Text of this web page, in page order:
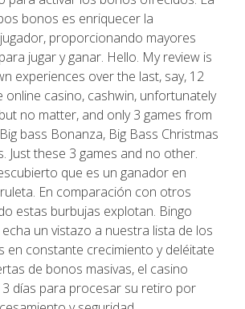
bonos es enriquecer la
proporcionando mayores
jugar y ganar. Hello. My review is
experiences over the last, say, 12
online casino, cashwin, unfortunately
no matter, and only 3 games from
bass Bonanza, Big Bass Christmas
Just these 3 games and no other.
que es un ganador en
En comparación con otros
estas burbujas explotan. Bingo
un vistazo a nuestra lista de los
en constante crecimiento y deléitate
de bonos masivas, el casino
días para procesar su retiro por